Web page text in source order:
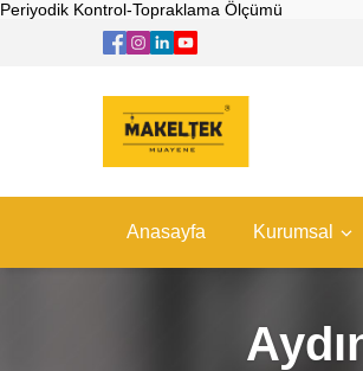
Periyodik Kontrol-Topraklama Ölçümü
Anasayfa Kurumsal